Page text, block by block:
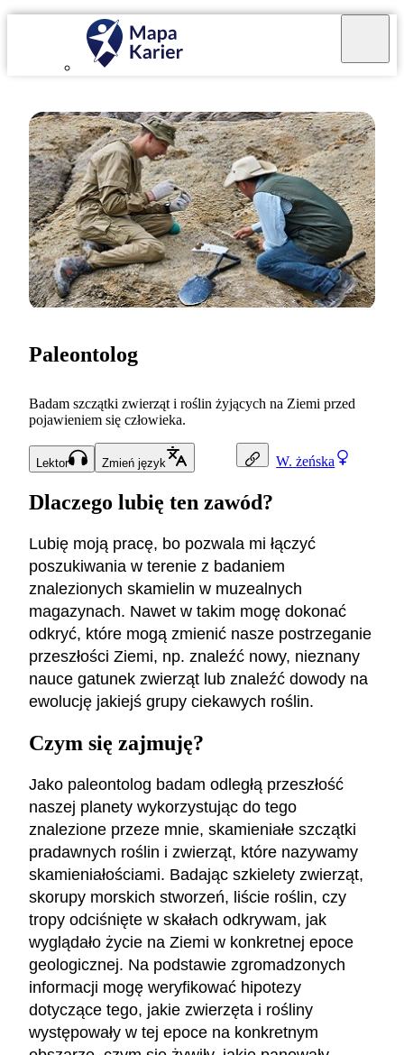
W. żeńska
Paleontolog
Badam szczątki zwierząt i roślin żyjących na Ziemi przed
pojawieniem się człowieka.
Lektor Zmień język
Dlaczego lubię ten zawód?
Lubię moją pracę, bo pozwala mi łączyć
poszukiwania w terenie z badaniem
znalezionych skamielin w muzealnych
magazynach. Nawet w takim mogę dokonać
odkryć, które mogą zmienić nasze postrzeganie
przeszłości Ziemi, np. znaleźć nowy, nieznany
nauce gatunek zwierząt lub znaleźć dowody na
ewolucję jakiejś grupy ciekawych roślin.
Czym się zajmuję?
Jako paleontolog badam odległą przeszłość
naszej planety wykorzystując do tego
znalezione przeze mnie, skamieniałe szczątki
pradawnych roślin i zwierząt, które nazywamy
skamieniałościami. Badając szkielety zwierząt,
skorupy morskich stworzeń, liście roślin, czy
tropy odciśnięte w skałach odkrywam, jak
wyglądało życie na Ziemi w konkretnej epoce
geologicznej. Na podstawie zgromadzonych
informacji mogę weryfikować hipotezy
dotyczące tego, jakie zwierzęta i rośliny
występowały w tej epoce na konkretnym